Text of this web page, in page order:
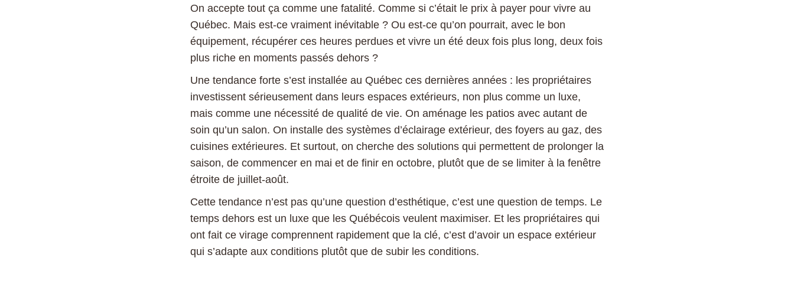
On accepte tout ça comme une fatalité. Comme si c’était le prix à payer pour vivre au
Québec. Mais est-ce vraiment inévitable ? Ou est-ce qu’on pourrait, avec le bon
équipement, récupérer ces heures perdues et vivre un été deux fois plus long, deux fois
plus riche en moments passés dehors ?
Une tendance forte s’est installée au Québec ces dernières années : les propriétaires
investissent sérieusement dans leurs espaces extérieurs, non plus comme un luxe,
mais comme une nécessité de qualité de vie. On aménage les patios avec autant de
soin qu’un salon. On installe des systèmes d’éclairage extérieur, des foyers au gaz, des
cuisines extérieures. Et surtout, on cherche des solutions qui permettent de prolonger la
saison, de commencer en mai et de finir en octobre, plutôt que de se limiter à la fenêtre
étroite de juillet-août.
Cette tendance n’est pas qu’une question d’esthétique, c’est une question de temps. Le
temps dehors est un luxe que les Québécois veulent maximiser. Et les propriétaires qui
ont fait ce virage comprennent rapidement que la clé, c’est d’avoir un espace extérieur
qui s’adapte aux conditions plutôt que de subir les conditions.